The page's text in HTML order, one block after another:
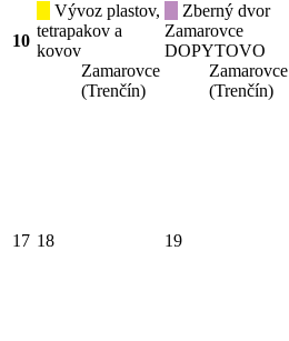
10
Vývoz plastov,
tetrapakov a
kovov
Zamarovce
(Trenčín)
Zberný dvor
Zamarovce
DOPYTOVO
Zamarovce
(Trenčín)
17 18 19